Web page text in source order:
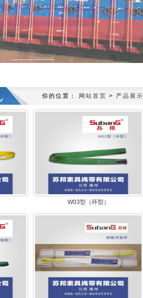
你的位置： 网站首页 > 产品展示
W03型（环型）